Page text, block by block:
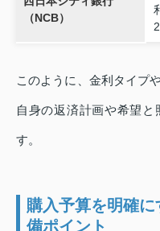
（NCB）
このように、金利タイプ
自身の返済計画や希望
す。
購入予算を明確
備ポイント